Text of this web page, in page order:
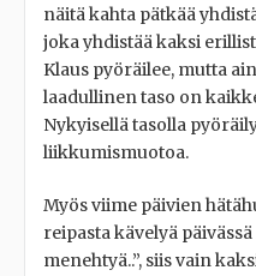
näitä kahta pätkää
joka yhdistää kaksi
Klaus pyöräilee, mutta
laadullinen taso on
Nykyisellä tasolla
liikkumismuotoa.
Myös viime päivien
reipasta kävelyä
menehtyä..”, siis vain